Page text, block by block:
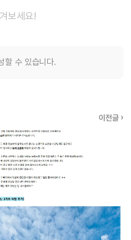
보세요!
할 수 있습니다.
이전글 ›